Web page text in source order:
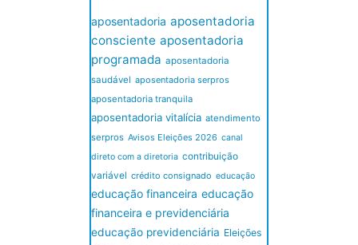
aposentadoria aposentadoria
consciente aposentadoria
programada aposentadoria
saudável aposentadoria serpros
aposentadoria tranquila
aposentadoria vitalícia atendimento
serpros Avisos Eleições 2026 canal
direto com a diretoria contribuição
variável crédito consignado educação
educação financeira educação
financeira e previdenciária
educação previdenciária Eleições